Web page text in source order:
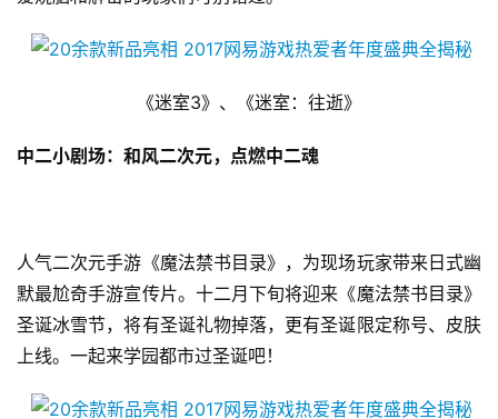
第
金
7
月
3
《迷室3》、《迷室：往逝》
中二小剧场：和风二次元，点燃中二魂
人气二次元手游《魔法禁书目录》，为现场玩家带来日式幽
默最尬奇手游宣传片。十二月下旬将迎来《魔法禁书目录》
圣诞冰雪节，将有圣诞礼物掉落，更有圣诞限定称号、皮肤
上线。一起来学园都市过圣诞吧！